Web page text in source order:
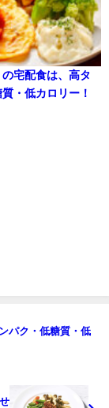
の宅配食は、高タ
・低カロリー！
パク・低糖質・低